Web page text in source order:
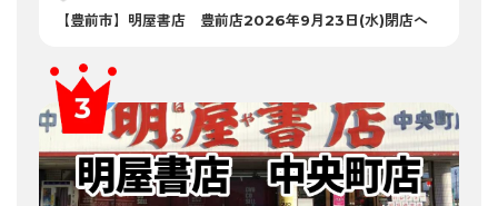
【豊前市】明屋書店 豊前店2026年9月23日(水)閉店へ